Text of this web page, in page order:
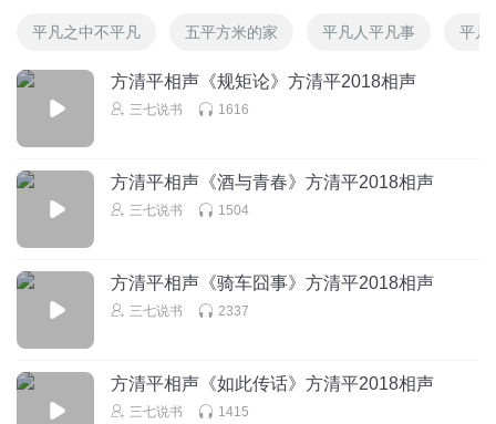
平凡之中不平凡 五平方米的家 平凡人平凡事 平凡
方清平相声《规矩论》方清平2018相声
三七说书 1616
方清平相声《酒与青春》方清平2018相声
三七说书 1504
方清平相声《骑车囧事》方清平2018相声
三七说书 2337
方清平相声《如此传话》方清平2018相声
三七说书 1415